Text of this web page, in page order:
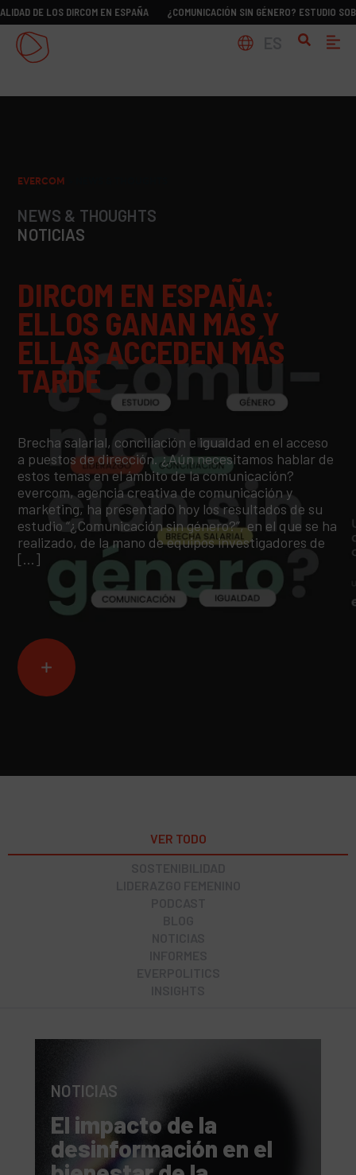
DIRCOM EN ESPAÑA ¿COMUNICACIÓN SIN GÉNERO? ESTUDIO SOBRE LA
EVERCOM
NEWS & THOUGHTS
NOTICIAS
DIRCOM EN ESPAÑA:
ELLOS GANAN MÁS Y
ELLAS ACCEDEN MÁS
TARDE
Brecha salarial, conciliación e igualdad en el acceso
a puestos de dirección. ¿Aún necesitamos hablar de
estos temas en el ámbito de la comunicación?
evercom, agencia creativa de comunicación y
marketing, ha presentado hoy los resultados de su
estudio “¿Comunicación sin género?”, en el que se ha
realizado, de la mano de equipos investigadores de
[…]
VER TODO
NOTICIAS
El impacto de la
desinformación en el